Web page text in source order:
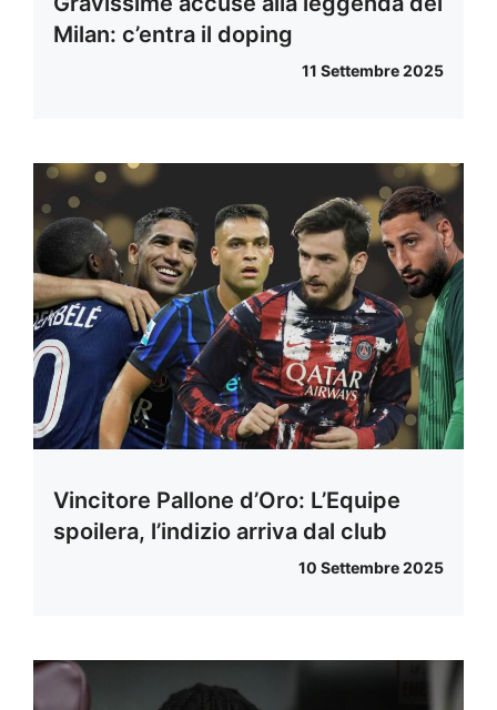
Milan: c’entra il doping
11 Settembre 2025
Vincitore Pallone d’Oro: L’Equipe
spoilera, l’indizio arriva dal club
10 Settembre 2025